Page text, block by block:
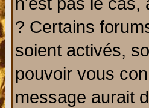
? Certains
soient activés,
pouvoir vous
message aurait